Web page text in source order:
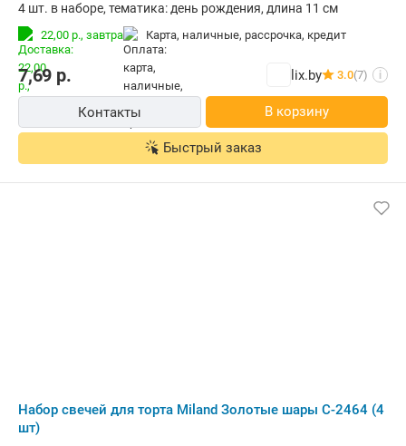
4 шт. в наборе, тематика: день рождения, длина 11 см
22,00 р., завтра карта, наличные, рассрочка, кредит
7,69 р. lix.by 3.0(7) i
Контакты В корзину
Быстрый заказ
Набор свечей для торта Miland Золотые шары С-2464 (4
шт)